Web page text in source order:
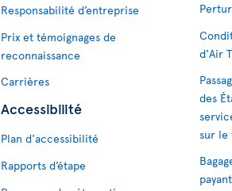
Responsabilité d’entreprise
Prix et témoignages de
reconnaissance
Carrières
Accessibilité
Plan d'accessibilité
Rapports d’étape
d'Air
des
sur le